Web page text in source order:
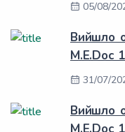
05/08/
Вийшло
M.E.Doc
31/07/
Вийшло